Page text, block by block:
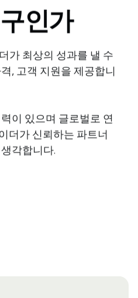
인가
가 최상의 성과를 낼 수
, 고객 지원을 제공합니
이 있으며 글로벌로 연
더가 신뢰하는 파트너
각합니다.